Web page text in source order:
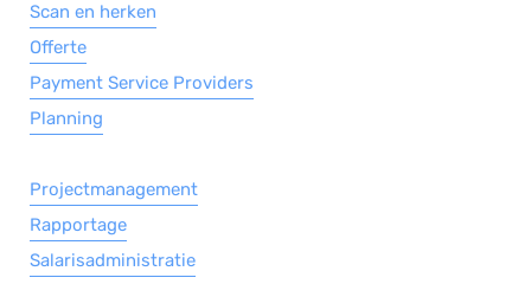
Scan en herken
Offerte
Payment Service Providers
Planning
Projectmanagement
Rapportage
Salarisadministratie